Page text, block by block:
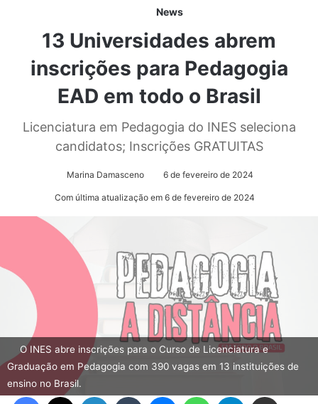
News
13 Universidades abrem
inscrições para Pedagogia
EAD em todo o Brasil
Licenciatura em Pedagogia do INES seleciona
candidatos; Inscrições GRATUITAS
Marina Damasceno 6 de fevereiro de 2024
Com última atualização em 6 de fevereiro de 2024
O INES abre inscrições para o Curso de Licenciatura e
Graduação em Pedagogia com 390 vagas em 13 instituições de
ensino no Brasil.
Facebook X Linkedin Tumblr Messenger WhatsApp Telegram Compartilhar via e-mail